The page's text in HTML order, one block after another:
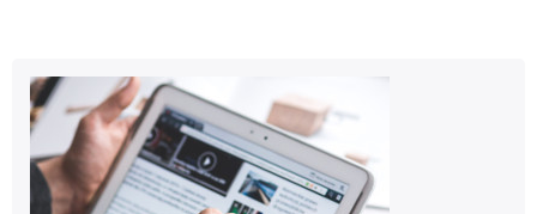
Información
complementaria
Contacto